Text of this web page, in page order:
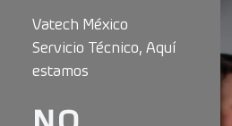
Vatech México
Servicio Técnico, Aquí
estamos
NO